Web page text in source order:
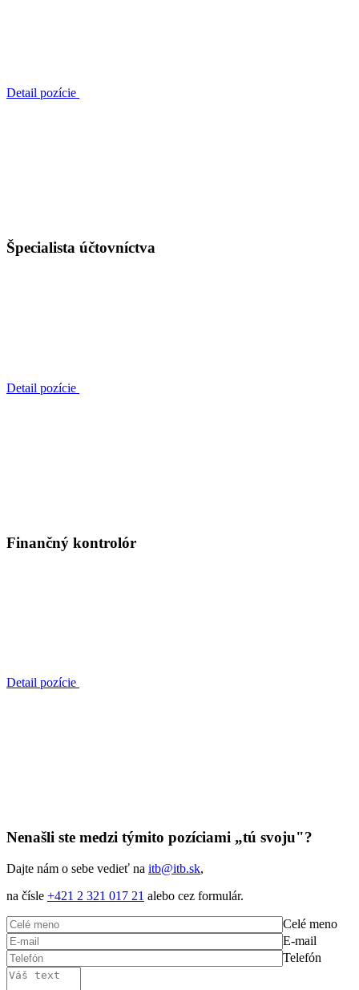
Detail pozície
Špecialista účtovníctva
Detail pozície
Finančný kontrolór
Detail pozície
Nenašli ste medzi týmito pozíciami „tú svoju"?
Dajte nám o sebe vedieť na itb@itb.sk,
na čísle +421 2 321 017 21 alebo cez formulár.
Celé meno
E-mail
Telefón